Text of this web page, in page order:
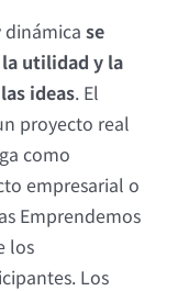
dinámica se
utilidad y la
ideas. El
proyecto real
como
empresarial o
Emprendemos
los
Los